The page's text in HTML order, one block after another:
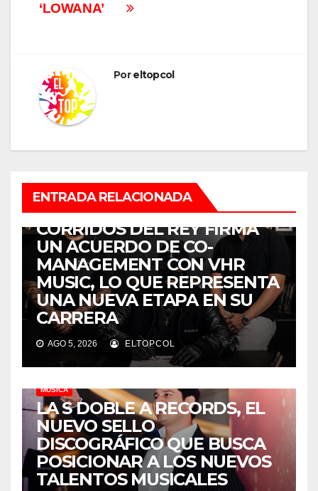
‘LOWANA’
Poreltopcol
ENTRADA RELACIONADA
CORRIDOS DEL REY FIRMA
UN ACUERDO DE CO-
MANAGEMENT CON VHR
MUSIC, LO QUE REPRESENTA
UNA NUEVA ETAPA EN SU
CARRERA
AGO 5, 2026 ELTOPCOL
MÚSICA
LA S DOBLE A RECORDS, EL
NUEVO SELLO
DISCOGRÁFICO QUE BUSCA
POSICIONAR A LOS NUEVOS
TALENTOS MUSICALES